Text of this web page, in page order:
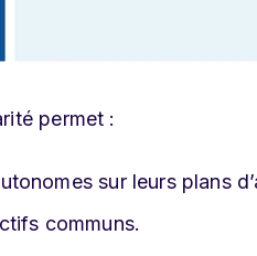
permet :
sur leurs plans
communs.